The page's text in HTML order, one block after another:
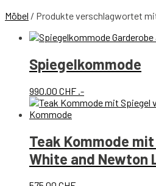
Möbel / Produkte verschlagwortet
Spiegelkommode
990.00 CHF .-
Teak Kommode
White and Newton